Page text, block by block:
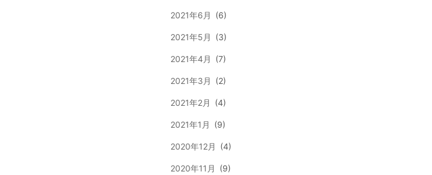
2021年6月 (6)
2021年5月 (3)
2021年4月 (7)
2021年3月 (2)
2021年2月 (4)
2021年1月 (9)
2020年12月 (4)
2020年11月 (9)